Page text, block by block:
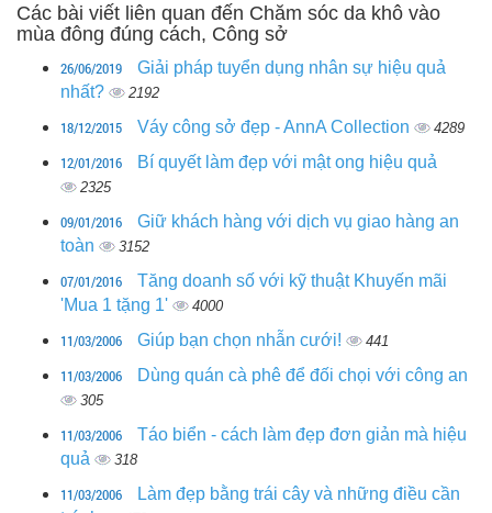
Các bài viết liên quan đến Chăm sóc da khô vào
mùa đông đúng cách, Công sở
26/06/2019
Giải pháp tuyển dụng nhân sự hiệu quả
nhất?
2192
18/12/2015 Váy công sở đẹp - AnnA Collection 4289
12/01/2016 Bí quyết làm đẹp với mật ong hiệu quả
2325
09/01/2016
Giữ khách hàng với dịch vụ giao hàng an
toàn
3152
07/01/2016
Tăng doanh số với kỹ thuật Khuyến mãi
'Mua 1 tặng 1'
4000
11/03/2006 Giúp bạn chọn nhẫn cưới! 441
11/03/2006 Dùng quán cà phê để đối chọi với công an
305
11/03/2006
Táo biển - cách làm đẹp đơn giản mà hiệu
quả
318
11/03/2006
Làm đẹp bằng trái cây và những điều cần